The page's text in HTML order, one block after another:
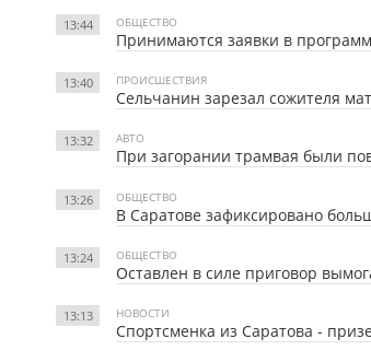
13:44 ОБЩЕСТВО
Принимаются заявки в
13:40 ПРОИСШЕСТВИЯ
Сельчанин зарезал сожителя
13:32 АВТО
При загорании трамвая были
13:26 ОБЩЕСТВО
В Саратове зафиксировано
13:24 ОБЩЕСТВО
Оставлен в силе приговор
13:13 НОВОСТИ
Спортсменка из Саратова -